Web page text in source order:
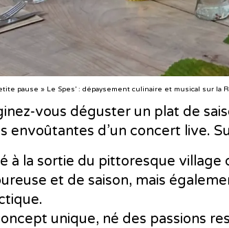
pause » Le Spes’ : dépaysement culinaire et musical sur la
vous déguster un plat de
envoûtantes d’un concert live.
à la sortie du pittoresque village
et de saison, mais
unique, né des passions